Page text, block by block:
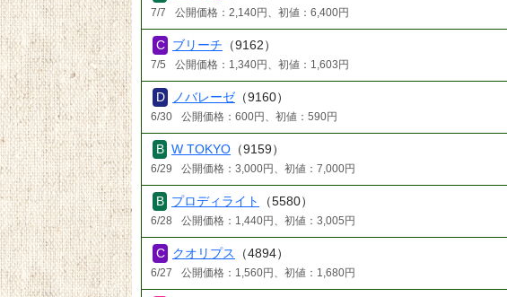
7/7 公開価格：2,140円、初値：6,400円
ブリーチ （9162）
7/5 公開価格：1,340円、初値：1,603円
ノバレーゼ（9160）
6/30 公開価格：600円、初値：590円
W TOKYO （9159）
6/29 公開価格：3,000円、初値：7,000円
プロディライト （5580）
6/28 公開価格：1,440円、初値：3,005円
クオリプス （4894）
6/27 公開価格：1,560円、初値：1,680円